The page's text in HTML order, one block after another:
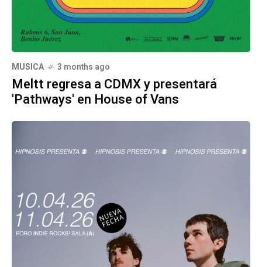
MUSICA 3 months ago
Meltt regresa a CDMX y presentará
'Pathways' en House of Vans